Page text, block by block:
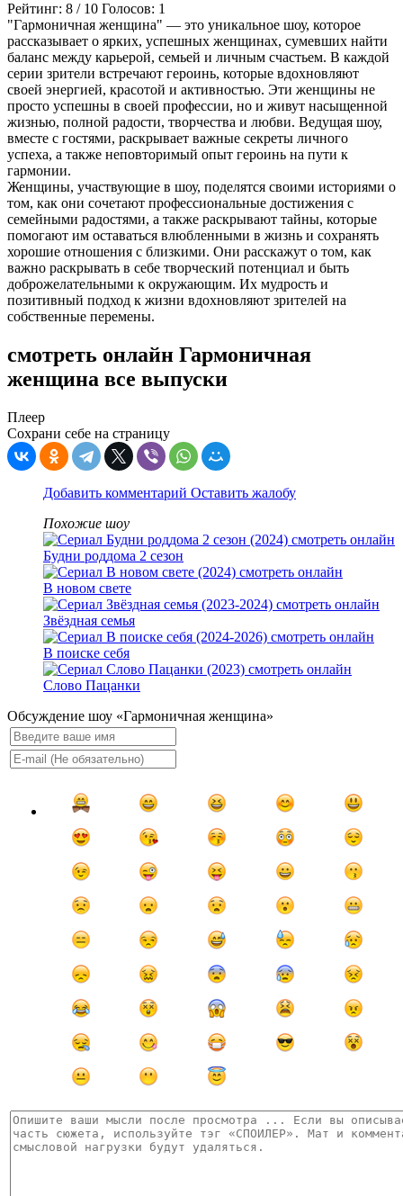
Рейтинг: 8 / 10 Голосов: 1
"Гармоничная женщина" — это уникальное шоу, которое
рассказывает о ярких, успешных женщинах, сумевших найти
баланс между карьерой, семьей и личным счастьем. В каждой
серии зрители встречают героинь, которые вдохновляют
своей энергией, красотой и активностью. Эти женщины не
просто успешны в своей профессии, но и живут насыщенной
жизнью, полной радости, творчества и любви. Ведущая шоу,
вместе с гостями, раскрывает важные секреты личного
успеха, а также неповторимый опыт героинь на пути к
гармонии.
Женщины, участвующие в шоу, поделятся своими историями о
том, как они сочетают профессиональные достижения с
семейными радостями, а также раскрывают тайны, которые
помогают им оставаться влюбленными в жизнь и сохранять
хорошие отношения с близкими. Они расскажут о том, как
важно раскрывать в себе творческий потенциал и быть
доброжелательными к окружающим. Их мудрость и
позитивный подход к жизни вдохновляют зрителей на
собственные перемены.
смотреть онлайн Гармоничная
женщина все выпуски
Плеер
Сохрани себе на страницу
Добавить комментарий Оставить жалобу
Похожие шоу
Будни роддома 2 сезон
В новом свете
Звёздная семья
В поиске себя
Слово Пацанки
Обсуждение шоу «Гармоничная женщина»